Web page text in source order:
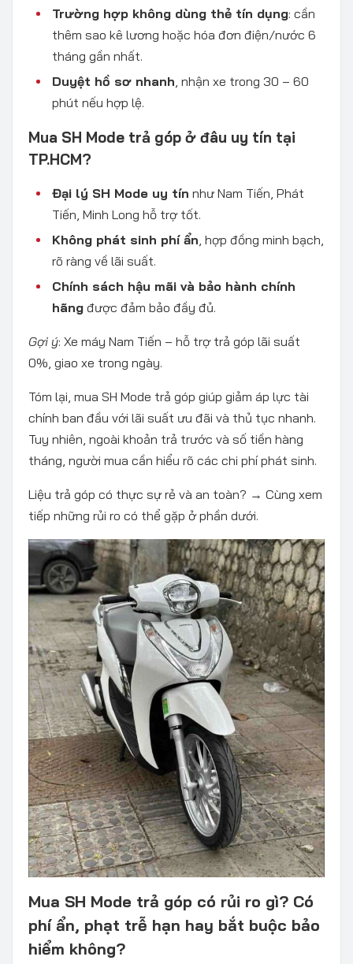
Trường hợp không dùng thẻ tín dụng: cần
thêm sao kê lương hoặc hóa đơn điện/nước 6
tháng gần nhất.
Duyệt hồ sơ nhanh , nhận xe trong 30 – 60
phút nếu hợp lệ.
Mua SH Mode trả góp ở đâu uy tín tại
TP.HCM?
Đại lý SH Mode uy tín như Nam Tiến, Phát
Tiến, Minh Long hỗ trợ tốt.
Không phát sinh phí ẩn , hợp đồng minh bạch,
rõ ràng về lãi suất.
Chính sách hậu mãi và bảo hành chính
hãng được đảm bảo đầy đủ.
Gợi ý: Xe máy Nam Tiến – hỗ trợ trả góp lãi suất
0%, giao xe trong ngày.
Tóm lại, mua SH Mode trả góp giúp giảm áp lực tài
chính ban đầu với lãi suất ưu đãi và thủ tục nhanh.
Tuy nhiên, ngoài khoản trả trước và số tiền hàng
tháng, người mua cần hiểu rõ các chi phí phát sinh.
Liệu trả góp có thực sự rẻ và an toàn? → Cùng xem
tiếp những rủi ro có thể gặp ở phần dưới.
Mua SH Mode trả góp có rủi ro gì? Có
phí ẩn, phạt trễ hạn hay bắt buộc bảo
hiểm không?